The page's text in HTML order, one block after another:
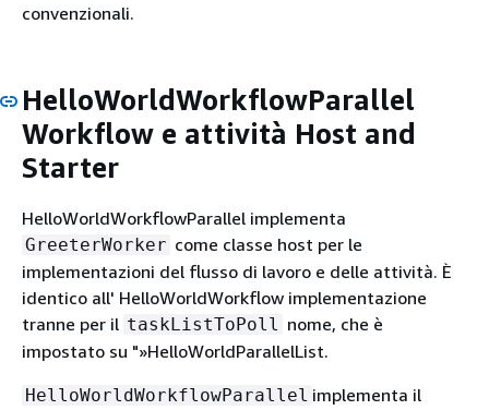
convenzionali.
HelloWorldWorkflowParallel
Workflow e attività Host and
Starter
HelloWorldWorkflowParallel implementa
GreeterWorker come classe host per le
implementazioni del flusso di lavoro e delle attività. È
identico all' HelloWorldWorkflow implementazione
tranne per il taskListToPoll nome, che è
impostato su "»HelloWorldParallelList.
HelloWorldWorkflowParallel implementa il